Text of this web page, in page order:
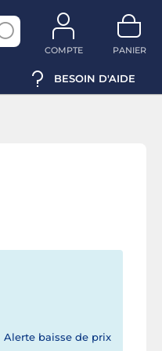
COMPTE PANIER
BESOIN D'AIDE
Alerte baisse de prix